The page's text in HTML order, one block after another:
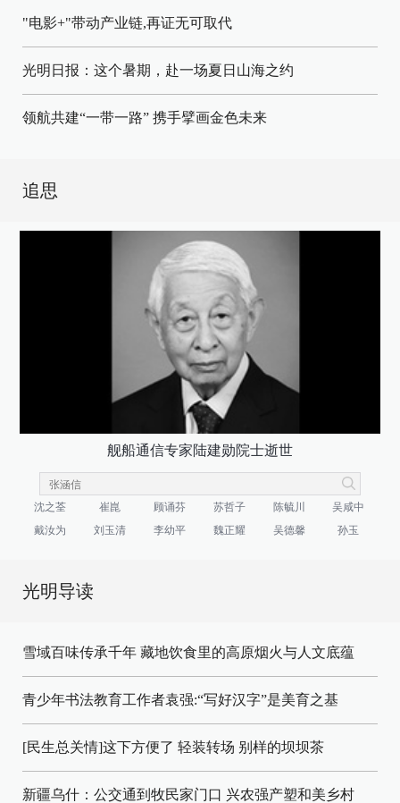
"电影+"带动产业链,再证无可取代
光明日报：这个暑期，赴一场夏日山海之约
领航共建“一带一路” 携手擘画金色未来
追思
舰船通信专家陆建勋院士逝世
沈之荃 崔崑 顾诵芬 苏哲子 陈毓川
吴咸中
戴汝为
刘玉清 李幼平 魏正耀 吴德馨 孙玉
光明导读
雪域百味传承千年 藏地饮食里的高原烟火与人文底蕴
青少年书法教育工作者袁强:“写好汉字”是美育之基
[民生总关情]这下方便了 轻装转场 别样的坝坝茶
新疆乌什：公交通到牧民家门口 兴农强产塑和美乡村